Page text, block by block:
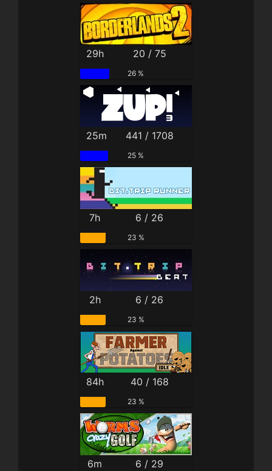
29h 20 / 75
26 %
25m 441 / 1708
25 %
7h 6 / 26
23 %
2h 6 / 26
23 %
84h 40 / 168
23 %
6m 6 / 29